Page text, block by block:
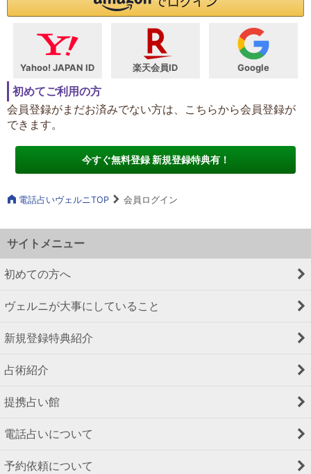
Yahoo! JAPAN ID 楽天会員ID Google
初めてご利用の方
会員登録がまだお済みでない方は、こちらから会員登録が
できます。
今すぐ無料登録 新規登録特典有！
電話占いヴェルニTOP 会員ログイン
サイトメニュー
初めての方へ
ヴェルニが大事にしていること
新規登録特典紹介
占術紹介
提携占い館
電話占いについて
予約依頼について